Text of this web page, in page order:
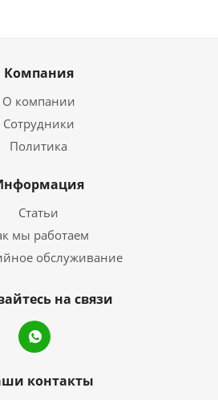
Компания
О компании
Сотрудники
Политика
Статьи
мы работаем
обслуживание
на связи
контакты